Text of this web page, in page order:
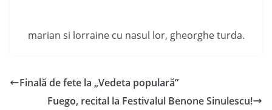
marian si lorraine cu nasul lor, gheorghe turda.
Finală de fete la „Vedeta populară”
Fuego, recital la Festivalul Benone Sinulescu!